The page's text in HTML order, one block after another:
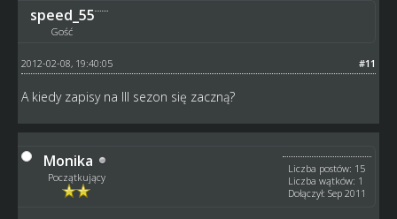
speed_55
Gość
#11
2012-02-08, 19:40:05
A kiedy zapisy na III sezon się zaczną?
Monika
Początkujący
Liczba postów: 15
Liczba wątków: 1
Dołączył: Sep 2011